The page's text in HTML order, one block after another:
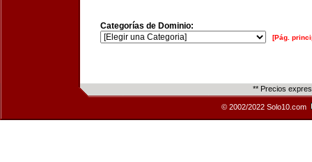
Categorías de Dominio:
[Pág.
** Precios
© 2002/2022 Solo10.com